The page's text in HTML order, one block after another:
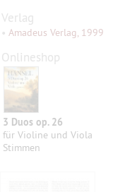
Verlag
• Amadeus Verlag, 1999
Onlineshop
3 Duos op. 26
für Violine und Viola
Stimmen